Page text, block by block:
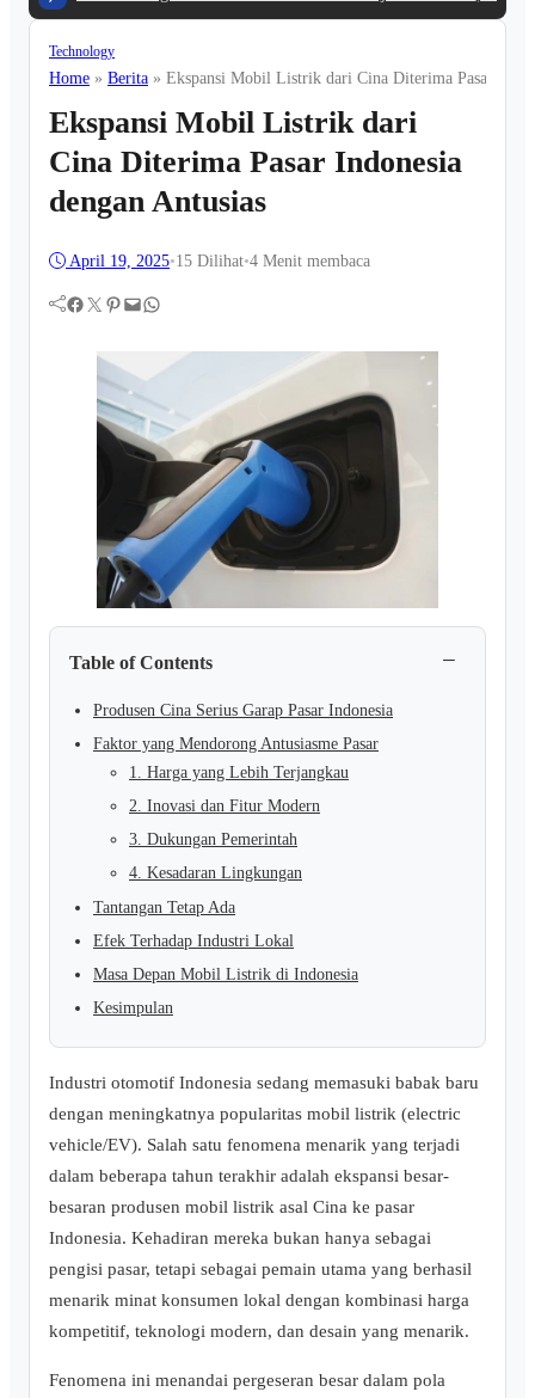
Technology
Home » Berita » Ekspansi Mobil Listrik dari Cina Diterima Pasar
Ekspansi Mobil Listrik dari
Cina Diterima Pasar Indonesia
dengan Antusias
April 19, 2025•15 Dilihat•4 Menit membaca
Facebook Twitter Pinterest Mail WhatsApp
Table of Contents −
Produsen Cina Serius Garap Pasar Indonesia
Faktor yang Mendorong Antusiasme Pasar
1. Harga yang Lebih Terjangkau
2. Inovasi dan Fitur Modern
3. Dukungan Pemerintah
4. Kesadaran Lingkungan
Tantangan Tetap Ada
Efek Terhadap Industri Lokal
Masa Depan Mobil Listrik di Indonesia
Kesimpulan
Industri otomotif Indonesia sedang memasuki babak baru
dengan meningkatnya popularitas mobil listrik (electric
vehicle/EV). Salah satu fenomena menarik yang terjadi
dalam beberapa tahun terakhir adalah ekspansi besar-
besaran produsen mobil listrik asal Cina ke pasar
Indonesia. Kehadiran mereka bukan hanya sebagai
pengisi pasar, tetapi sebagai pemain utama yang berhasil
menarik minat konsumen lokal dengan kombinasi harga
kompetitif, teknologi modern, dan desain yang menarik.
Fenomena ini menandai pergeseran besar dalam pola